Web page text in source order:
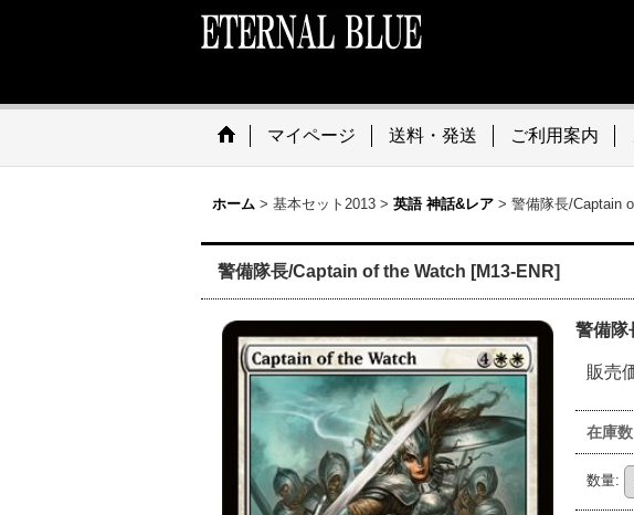
マイページ 送料・発送 ご利用案内
ホーム > 基本セット2013 > 英語 神話&レア > 警備隊長/Captain
警備隊長/Captain of the Watch [M13-ENR]
警備隊
販売
在庫
数量: